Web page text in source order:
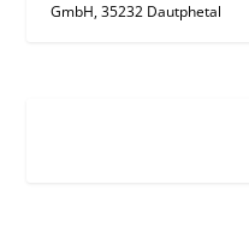
GmbH, 35232 Dautphetal